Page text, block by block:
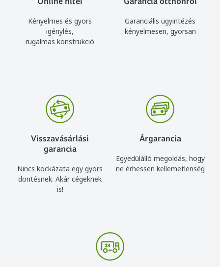
Kényelmes és gyors
igénylés,
rugalmas konstrukció
Garanciális ügyintézés
kényelmesen, gyorsan
Visszavásárlási
garancia
Nincs kockázata egy gyors
döntésnek. Akár cégeknek
is!
Árgarancia
Egyedülálló megoldás, hogy
ne érhessen kellemetlenség